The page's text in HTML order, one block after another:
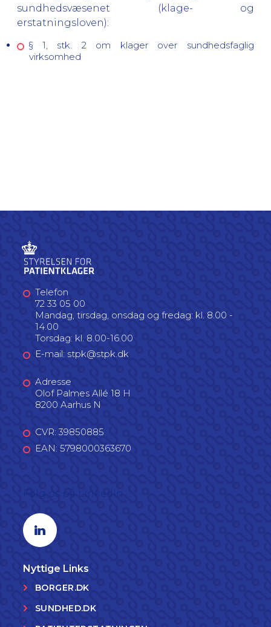
sundhedsvæsenet (klage- og
erstatningsloven):
§ 1, stk. 2 om klager over sundhedsfaglig
virksomhed
Telefon
72 33 05 00
Mandag, tirsdag, onsdag og fredag: kl. 8.00 -
14.00
Torsdag: kl. 8.00-16.00
E-mail: stpk@stpk.dk
Adresse
Olof Palmes Allé 18 H
8200 Aarhus N
CVR: 39850885
EAN: 5798000363670
Linkedin profil
Nyttige Links
BORGER.DK
SUNDHED.DK